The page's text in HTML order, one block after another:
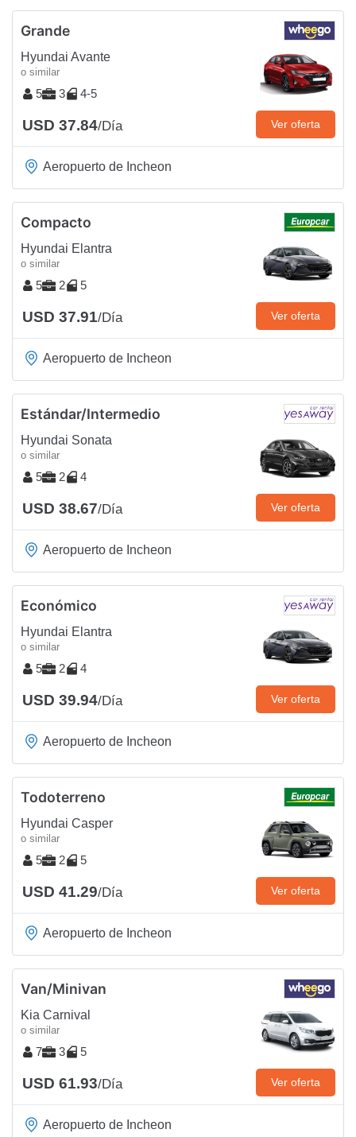
Grande
Hyundai Avante
o similar
5 3 4-5
USD 37.84/Día Ver oferta
Aeropuerto de Incheon
Compacto
Hyundai Elantra
o similar
5 2 5
USD 37.91/Día Ver oferta
Aeropuerto de Incheon
Estándar/Intermedio
Hyundai Sonata
o similar
5 2 4
USD 38.67/Día Ver oferta
Aeropuerto de Incheon
Económico
Hyundai Elantra
o similar
5 2 4
USD 39.94/Día Ver oferta
Aeropuerto de Incheon
Todoterreno
Hyundai Casper
o similar
5 2 5
USD 41.29/Día Ver oferta
Aeropuerto de Incheon
Van/Minivan
Kia Carnival
o similar
7 3 5
USD 61.93/Día Ver oferta
Aeropuerto de Incheon